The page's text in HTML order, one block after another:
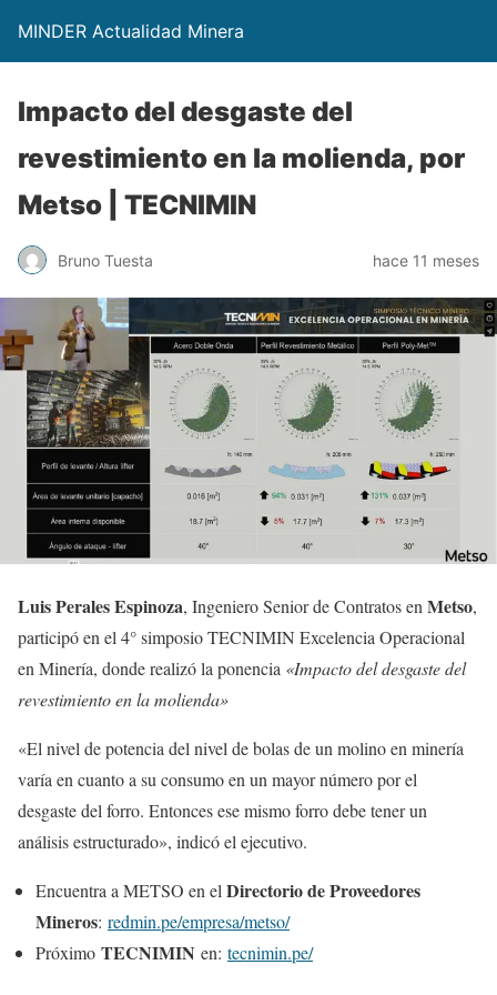
MINDER Actualidad Minera
Impacto del desgaste del
revestimiento en la molienda, por
Metso | TECNIMIN
Bruno Tuesta hace 11 meses
Luis Perales Espinoza, Ingeniero Senior de Contratos enMetso,
participó en el 4° simposio TECNIMIN Excelencia Operacional
en Minería, donde realizó la ponencia «Impacto del desgaste del
revestimiento en la molienda»
«El nivel de potencia del nivel de bolas de un molino en minería
varía en cuanto a su consumo en un mayor número por el
desgaste del forro. Entonces ese mismo forro debe tener un
análisis estructurado», indicó el ejecutivo.
Encuentra a METSO en elDirectorio de Proveedores
Mineros: redmin.pe/empresa/metso/
Próximo TECNIMIN en: tecnimin.pe/